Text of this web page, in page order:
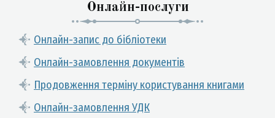
Онлайн-послуги
Онлайн-запис до бібліотеки
Онлайн-замовлення документів
Продовження терміну користування книгами
Онлайн-замовлення УДК